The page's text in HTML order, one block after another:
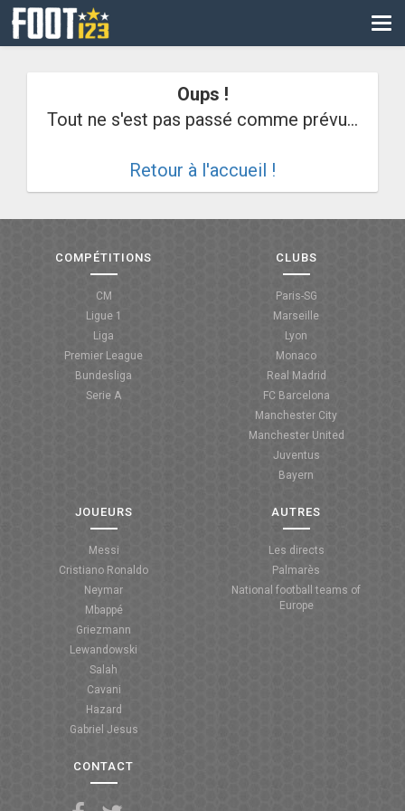
CM
COUPE DE FRANCE
COUPE DE LA LIGUE
Oups !
Tout ne s'est pas passé comme prévu...
Retour à l'accueil !
COMPÉTITIONS
CM
Ligue 1
Liga
Premier League
Bundesliga
Serie A
CLUBS
Paris-SG
Marseille
Lyon
Monaco
Real Madrid
FC Barcelona
Manchester City
Manchester United
Juventus
Bayern
JOUEURS
Messi
Cristiano Ronaldo
Neymar
Mbappé
Griezmann
Lewandowski
Salah
Cavani
Hazard
Gabriel Jesus
AUTRES
Les directs
Palmarès
National football teams of
Europe
CONTACT